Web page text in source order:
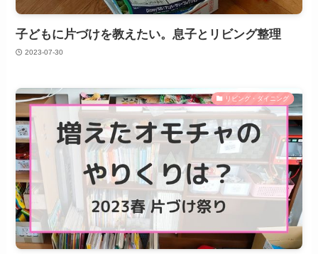
子どもに片づけを教えたい。息子とリビング整理
2023-07-30
リビング・ダイニング